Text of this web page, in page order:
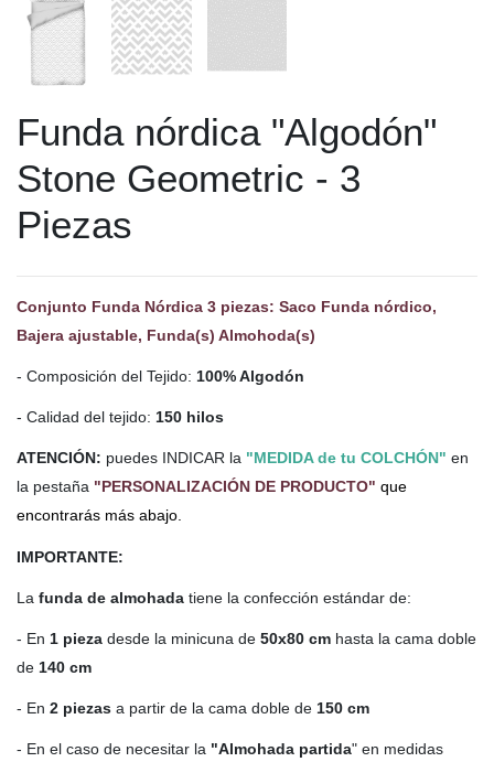
Funda nórdica "Algodón"
Stone Geometric - 3
Piezas
Conjunto Funda Nórdica 3 piezas: Saco Funda nórdico,
Bajera ajustable, Funda(s) Almohoda(s)
- Composición del Tejido: 100% Algodón
- Calidad del tejido: 150 hilos
ATENCIÓN: puedes INDICAR la "MEDIDA de tu COLCHÓN" en
la pestaña "PERSONALIZACIÓN DE PRODUCTO" que
encontrarás más abajo.
IMPORTANTE:
La funda de almohada tiene la confección estándar de:
- En 1 pieza desde la minicuna de 50x80 cm hasta la cama doble
de 140 cm
- En 2 piezas a partir de la cama doble de 150 cm
- En el caso de necesitar la "Almohada partida" en medidas